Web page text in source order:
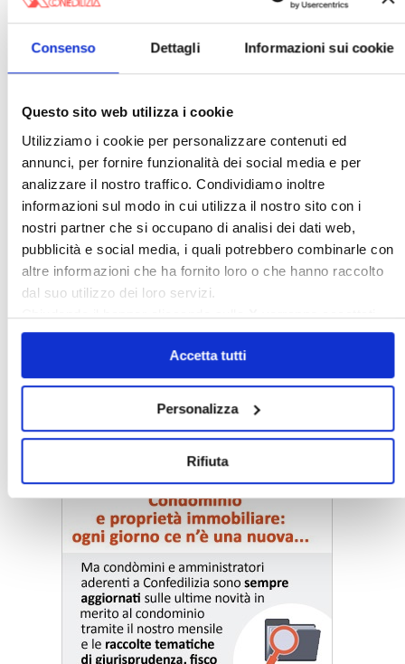
Consenso Dettagli Informazioni sui cookie
Questo sito web utilizza i cookie
Utilizziamo i cookie per personalizzare contenuti ed
annunci, per fornire funzionalità dei social media e per
analizzare il nostro traffico. Condividiamo inoltre
informazioni sul modo in cui utilizza il nostro sito con i
nostri partner che si occupano di analisi dei dati web,
pubblicità e social media, i quali potrebbero combinarle con
altre informazioni che ha fornito loro o che hanno raccolto
dal suo utilizzo dei loro servizi.
Chiudendo il banner cliccando sullaXverranno accettati
solo i cookie necessari.
Accetta tutti
Personalizza
Rifiuta
〉 Rubriche
〉 Notizie e Banche dati